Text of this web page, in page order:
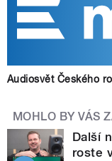
Audiosvět Českého
MOHLO BY VÁS
Další
roste